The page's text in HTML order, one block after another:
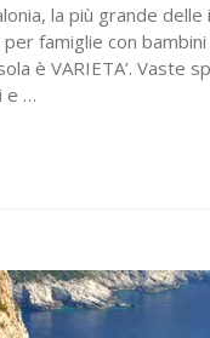
la più grande
famiglie con
è VARIETA’.
e …